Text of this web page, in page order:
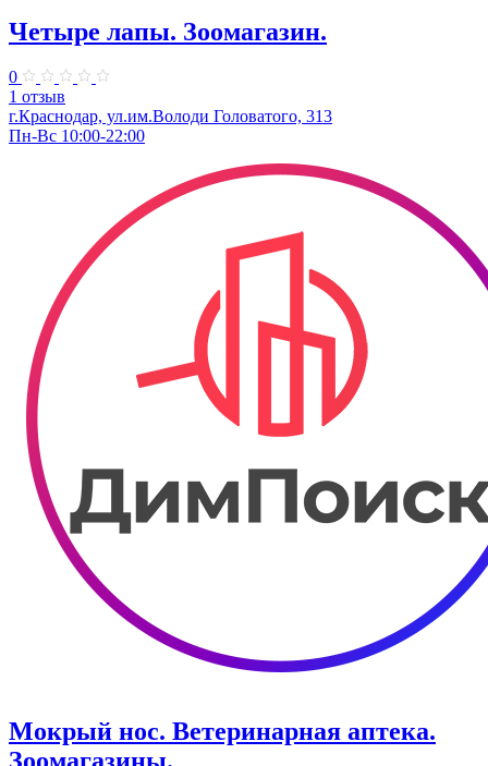
Четыре лапы. Зоомагазин.
0
1 отзыв
г.Краснодар, ул.им.Володи Головатого, 313
Пн-Вс 10:00-22:00
Мокрый нос. Ветеринарная аптека.